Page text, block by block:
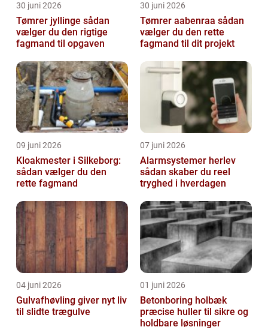
30 juni 2026
Tømrer jyllinge sådan
vælger du den rigtige
fagmand til opgaven
30 juni 2026
Tømrer aabenraa sådan
vælger du den rette
fagmand til dit projekt
09 juni 2026
Kloakmester i Silkeborg:
sådan vælger du den
rette fagmand
07 juni 2026
Alarmsystemer herlev
sådan skaber du reel
tryghed i hverdagen
04 juni 2026
Gulvafhøvling giver nyt liv
til slidte trægulve
01 juni 2026
Betonboring holbæk
præcise huller til sikre og
holdbare løsninger